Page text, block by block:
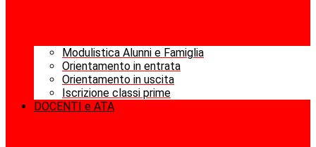
Modulistica Alunni e Famiglia
Orientamento in entrata
Orientamento in uscita
Iscrizione classi prime
DOCENTI e ATA